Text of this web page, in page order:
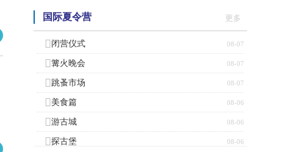
国际夏令营 更多
08-07
闭营仪式
08-07
篝火晚会
08-07
跳蚤市场
08-06
美食篇
08-06
游古城
08-06
探古堡